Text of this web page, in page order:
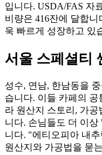
입니다. USDA/FAS 자
비량은 416잔에 달합
욱 빠르게 성장하고 있
서울 스페셜티
성수, 연남, 한남동을
습니다. 이들 카페의 공
라 원산지 스토리, 가
니다. 손님들도 더 이
니다. "에티오피아 내
원산지와 가공법을 묻